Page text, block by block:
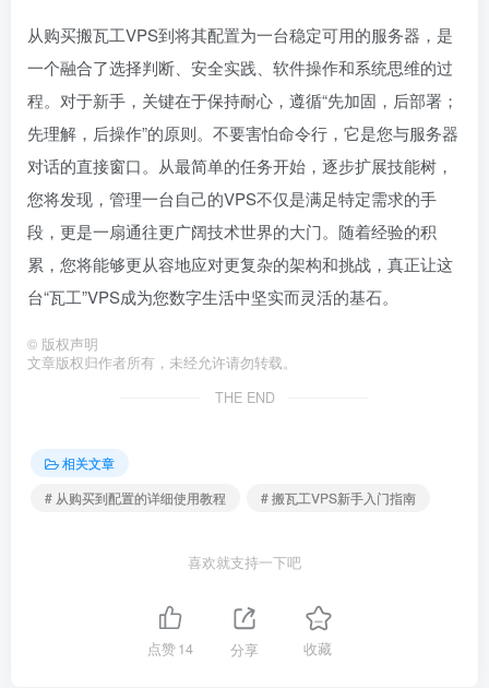
从购买搬瓦工VPS到将其配置为一台稳定可用的服务器，是
一个融合了选择判断、安全实践、软件操作和系统思维的过
程。对于新手，关键在于保持耐心，遵循“先加固，后部署；
先理解，后操作”的原则。不要害怕命令行，它是您与服务器
对话的直接窗口。从最简单的任务开始，逐步扩展技能树，
您将发现，管理一台自己的VPS不仅是满足特定需求的手
段，更是一扇通往更广阔技术世界的大门。随着经验的积
累，您将能够更从容地应对更复杂的架构和挑战，真正让这
台“瓦工”VPS成为您数字生活中坚实而灵活的基石。
© 版权声明
文章版权归作者所有，未经允许请勿转载。
THE END
相关文章
# 从购买到配置的详细使用教程
# 搬瓦工VPS新手入门指南
喜欢就支持一下吧
点赞 14 分享 收藏